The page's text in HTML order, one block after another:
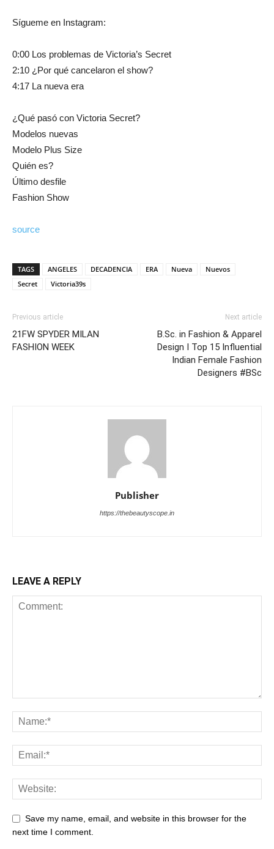
Sígueme en Instagram:
0:00 Los problemas de Victoria’s Secret
2:10 ¿Por qué cancelaron el show?
4:17 La nueva era
¿Qué pasó con Victoria Secret?
Modelos nuevas
Modelo Plus Size
Quién es?
Último desfile
Fashion Show
source
TAGS ANGELES DECADENCIA ERA Nueva
Nuevos
Secret
Victoria39s
Previous article
21FW SPYDER MILAN
FASHION WEEK
Next article
B.Sc. in Fashion & Apparel
Design I Top 15 Influential
Indian Female Fashion
Designers #BSc
Publisher
https://thebeautyscope.in
LEAVE A REPLY
Save my name, email, and website in this browser for the
next time I comment.